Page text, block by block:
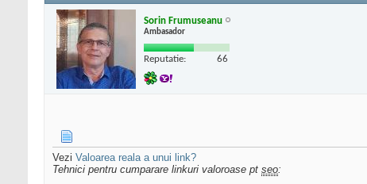
Sorin Frumuseanu
Ambasador
Reputatie: 66
Vezi Valoarea reala a unui link?
Tehnici pentru cumparare linkuri valoroase pt seo: